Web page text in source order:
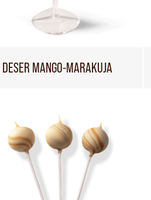
DESER MANGO-MARAKUJA